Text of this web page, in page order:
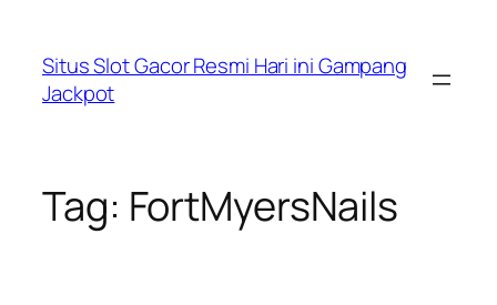
konten
Situs Slot Gacor Resmi Hari ini Gampang
Jackpot
Tag: FortMyersNails